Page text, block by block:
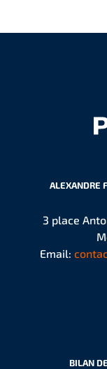
ALEXANDRE
3 place
Email:
BILAN